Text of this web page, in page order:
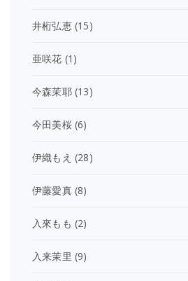
井桁弘恵(15)
亜咲花 (1)
今森茉耶(13)
今田美桜(6)
伊織もえ (28)
伊藤愛真(8)
入來もも (2)
入来茉里 (9)